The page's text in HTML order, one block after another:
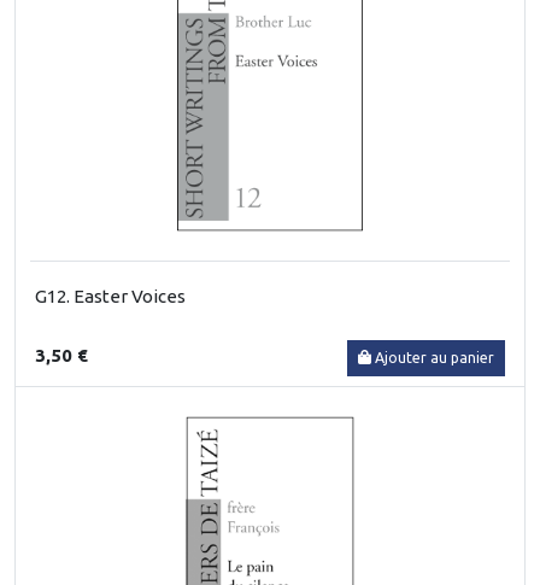
G12. Easter Voices
3,50 € Ajouter au panier